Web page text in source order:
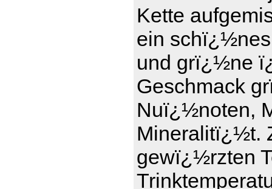
Kette
ein
und grï¿½ne
Geschmack
Nuï¿½noten,
Mineralitï¿½t.
gewï¿½rzten